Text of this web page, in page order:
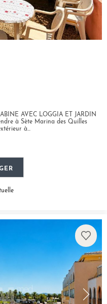
AVEC LOGGIA ET JARDIN
à Sète Marina des Quilles
à...